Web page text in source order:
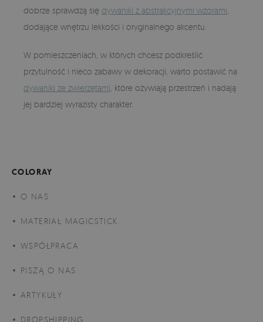
dobrze sprawdzą się dywaniki z abstrakcyjnymi wzorami
dodające wnętrzu lekkości i oryginalnego akcentu.
W pomieszczeniach, w których chcesz podkreślić
przytulność i nieco zabawy w dekoracji, warto postawić na
dywaniki ze zwierzętami , które ożywiają przestrzeń i nadają
jej bardziej wyrazisty charakter.
COLORAY
O NAS
MATERIAŁ MAGICSTICK
WSPÓŁPRACA
PISZĄ O NAS
ARTYKUŁY
DROPSHIPPING